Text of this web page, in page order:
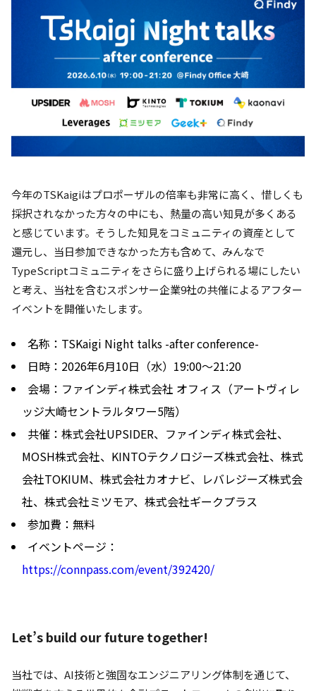
今年のTSKaigiはプロポーザルの倍率も非常に高く、惜しくも
採択されなかった方々の中にも、熱量の高い知見が多くある
と感じています。そうした知見をコミュニティの資産として
還元し、当日参加できなかった方も含めて、みんなで
TypeScriptコミュニティをさらに盛り上げられる場にしたい
と考え、当社を含むスポンサー企業9社の共催によるアフター
イベントを開催いたします。
名称：TSKaigi Night talks -after conference-
日時：2026年6月10日（水）19:00〜21:20
会場：ファインディ株式会社 オフィス（アートヴィレ
ッジ大崎セントラルタワー5階）
共催：株式会社UPSIDER、ファインディ株式会社、
MOSH株式会社、KINTOテクノロジーズ株式会社、株式
会社TOKIUM、株式会社カオナビ、レバレジーズ株式会
社、株式会社ミツモア、株式会社ギークプラス
参加費：無料
イベントページ：
https://connpass.com/event/392420/
Let’s build our future together!
当社では、AI技術と強固なエンジニアリング体制を通じて、